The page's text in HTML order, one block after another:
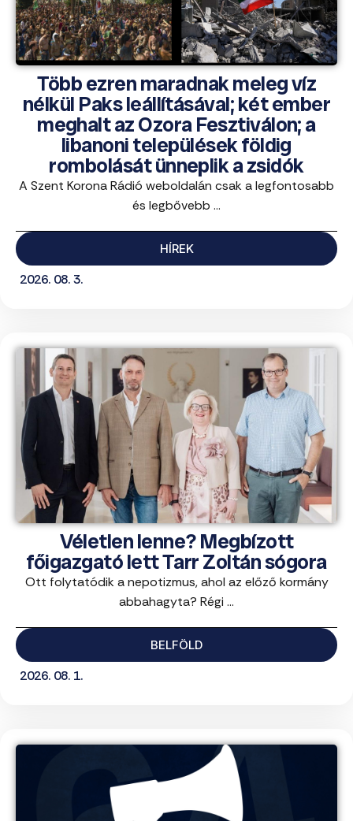
Több ezren maradnak meleg víz
nélkül Paks leállításával; két ember
meghalt az Ozora Fesztiválon; a
libanoni települések földig
rombolását ünneplik a zsidók
A Szent Korona Rádió weboldalán csak a legfontosabb
és legbővebb ...
HÍREK
2026. 08. 3.
Véletlen lenne? Megbízott
főigazgató lett Tarr Zoltán sógora
Ott folytatódik a nepotizmus, ahol az előző kormány
abbahagyta? Régi ...
BELFÖLD
2026. 08. 1.